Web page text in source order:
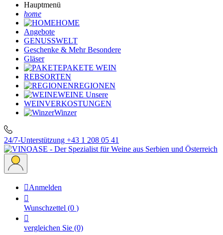
Hauptmenü
home
HOME
Angebote
GENUSSWELT
Geschenke & MehrBesondere
Gläser
PAKETE WEIN
REBSORTEN
REGIONEN
WEINE Unsere
WEINVERKOSTUNGEN
Winzer
24/7-Unterstützung +43 1 208 05 41
Anmelden

Wunschzettel (0 )

vergleichen Sie (0)